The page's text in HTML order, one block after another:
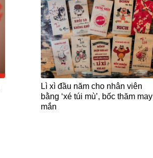
Lì xì đầu năm cho nhân viên
bằng ‘xé túi mù’, bốc thăm may
mắn